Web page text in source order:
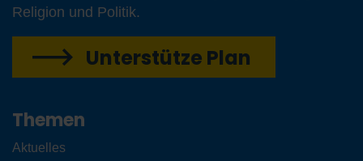
Religion und Politik.
Unterstütze Plan
Themen
Aktuelles